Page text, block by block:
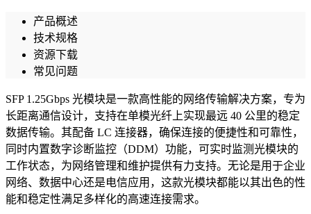
产品概述
技术规格
资源下载
常见问题
SFP 1.25Gbps 光模块是一款高性能的网络传输解决方案，专为
长距离通信设计，支持在单模光纤上实现最远 40 公里的稳定
数据传输。其配备 LC 连接器，确保连接的便捷性和可靠性，
同时内置数字诊断监控（DDM）功能，可实时监测光模块的
工作状态，为网络管理和维护提供有力支持。无论是用于企业
网络、数据中心还是电信应用，这款光模块都能以其出色的性
能和稳定性满足多样化的高速连接需求。